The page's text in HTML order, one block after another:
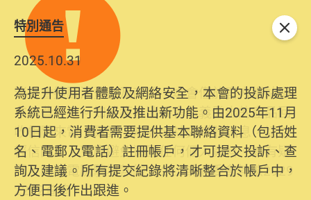
特別通告
2025.10.31
為提升使用者體驗及網絡安全，本會的投訴處理
系統已經進行升級及推出新功能。由2025年11月
10日起，消費者需要提供基本聯絡資料（包括姓
名、電郵及電話）註冊帳戶，才可提交投訴、查
詢及建議。所有提交紀錄將清晰整合於帳戶中，
方便日後作出跟進。
關閉